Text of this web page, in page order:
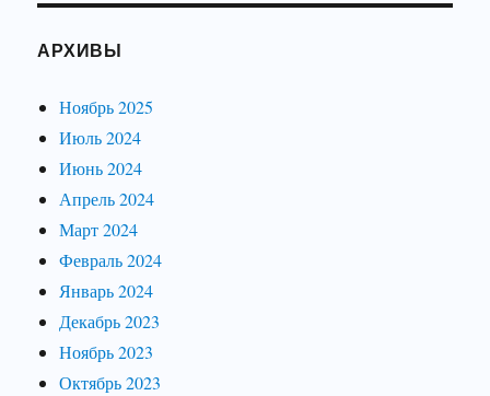
АРХИВЫ
Ноябрь 2025
Июль 2024
Июнь 2024
Апрель 2024
Март 2024
Февраль 2024
Январь 2024
Декабрь 2023
Ноябрь 2023
Октябрь 2023